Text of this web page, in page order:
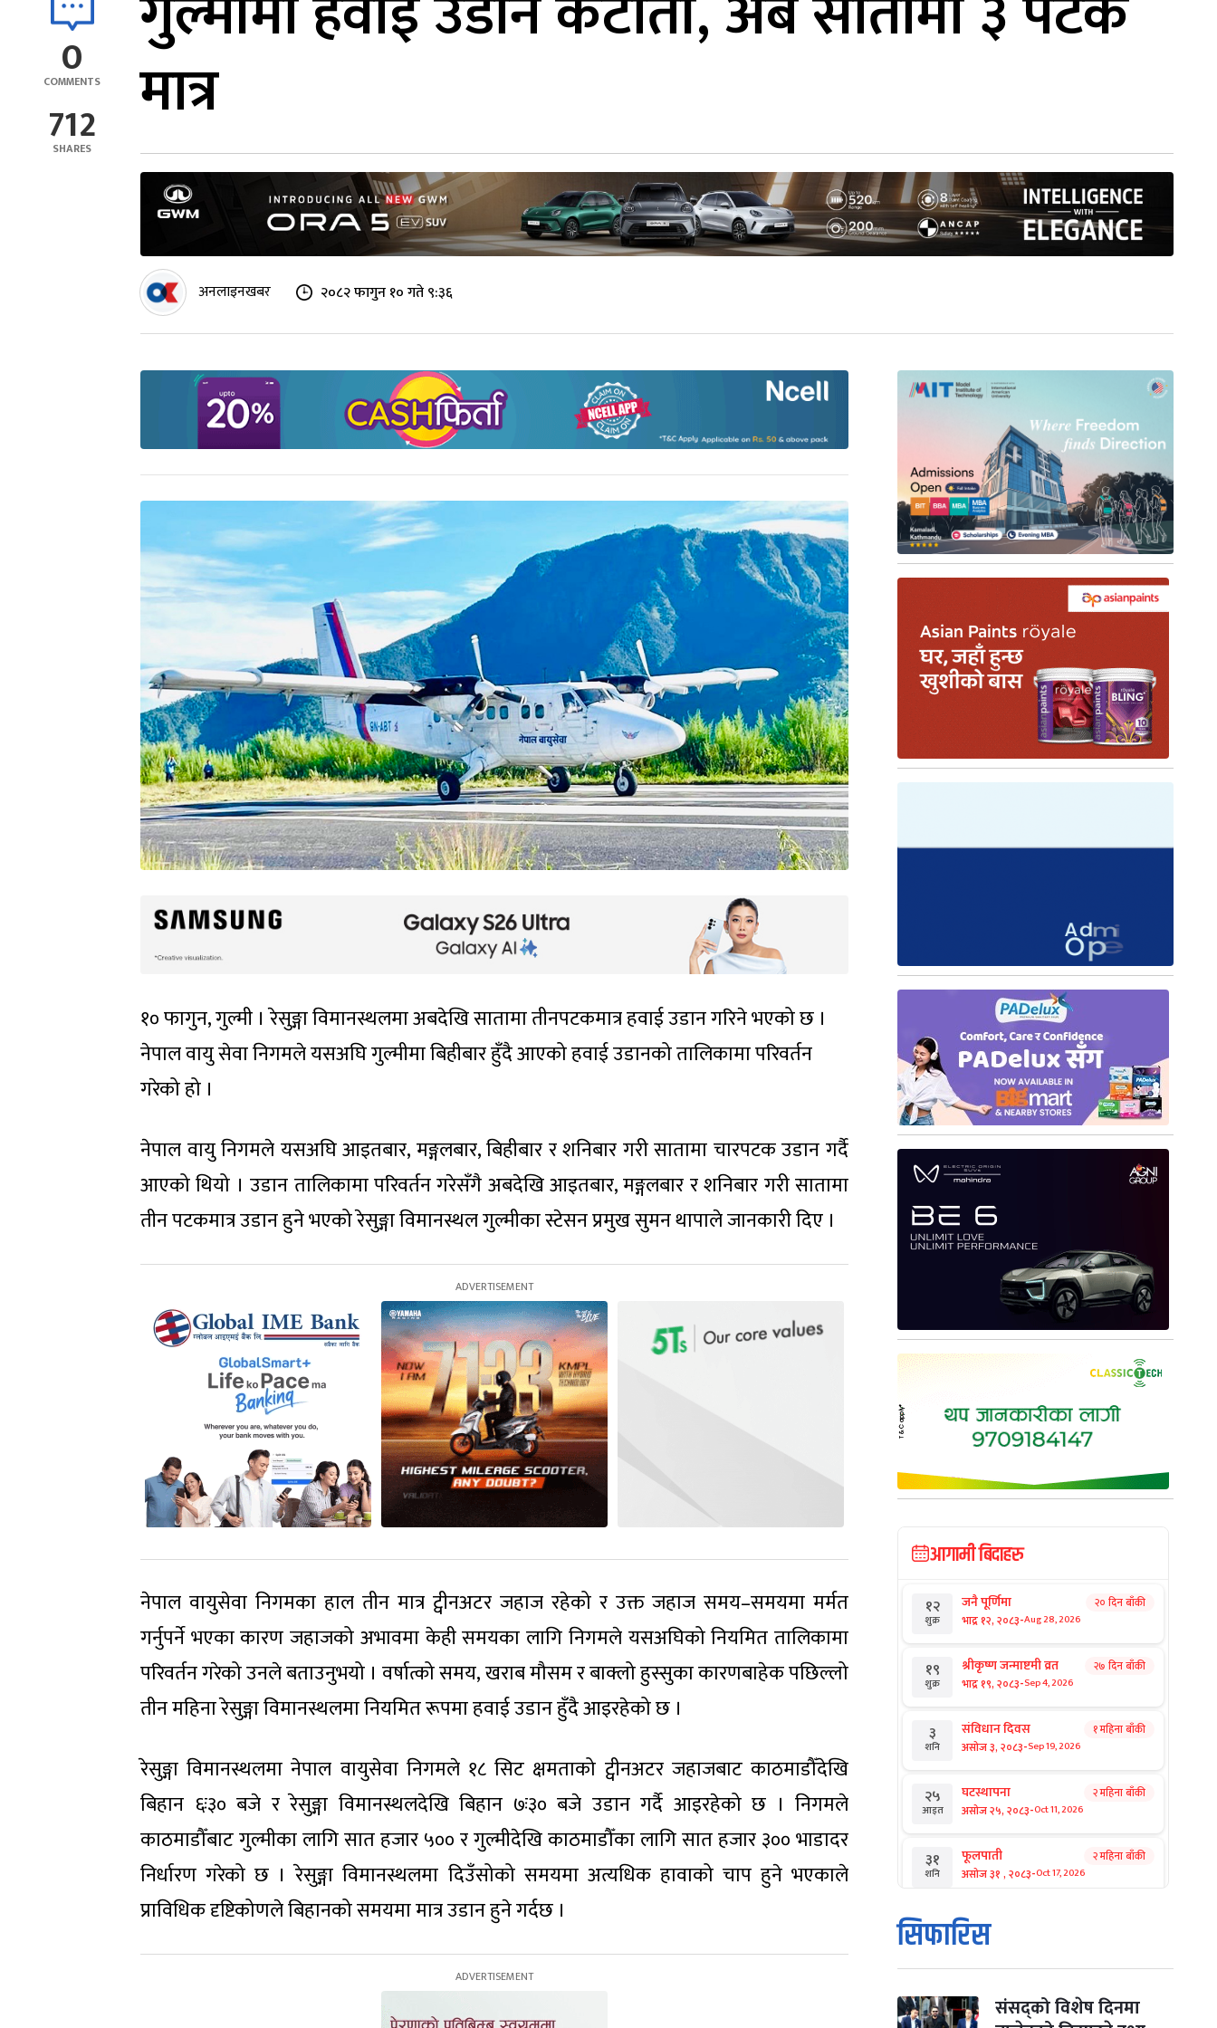
0
COMMENTS
712
SHARES
मात्र
अनलाइनखबर २०८२ फागुन १० गते ९:३६
१० फागुन, गुल्मी । रेसुङ्गा विमानस्थलमा अबदेखि सातामा तीनपटकमात्र हवाई उडान गरिने भएको छ ।
नेपाल वायु सेवा निगमले यसअघि गुल्मीमा बिहीबार हुँदै आएको हवाई उडानको तालिकामा परिवर्तन
गरेको हो ।
नेपाल वायु निगमले यसअघि आइतबार, मङ्गलबार, बिहीबार र शनिबार गरी सातामा चारपटक उडान गर्दै
आएको थियो । उडान तालिकामा परिवर्तन गरेसँगै अबदेखि आइतबार, मङ्गलबार र शनिबार गरी सातामा
तीन पटकमात्र उडान हुने भएको रेसुङ्गा विमानस्थल गुल्मीका स्टेसन प्रमुख सुमन थापाले जानकारी दिए ।
नेपाल वायुसेवा निगमका हाल तीन मात्र ट्वीनअटर जहाज रहेको र उक्त जहाज समय–समयमा मर्मत
गर्नुपर्ने भएका कारण जहाजको अभावमा केही समयका लागि निगमले यसअघिको नियमित तालिकामा
परिवर्तन गरेको उनले बताउनुभयो । वर्षात्को समय, खराब मौसम र बाक्लो हुस्सुका कारणबाहेक पछिल्लो
तीन महिना रेसुङ्गा विमानस्थलमा नियमित रूपमा हवाई उडान हुँदै आइरहेको छ ।
रेसुङ्गा विमानस्थलमा नेपाल वायुसेवा निगमले १८ सिट क्षमताको ट्वीनअटर जहाजबाट काठमाडौँदेखि
बिहान ६ः३० बजे र रेसुङ्गा विमानस्थलदेखि बिहान ७ः३० बजे उडान गर्दै आइरहेको छ । निगमले
काठमाडौँबाट गुल्मीका लागि सात हजार ५०० र गुल्मीदेखि काठमाडौँका लागि सात हजार ३०० भाडादर
निर्धारण गरेको छ । रेसुङ्गा विमानस्थलमा दिउँसोको समयमा अत्यधिक हावाको चाप हुने भएकाले
प्राविधिक दृष्टिकोणले बिहानको समयमा मात्र उडान हुने गर्दछ ।
आगामी बिदाहरु
१२
शुक्र
जनै पूर्णिमा
भाद्र १२, २०८३-Aug 28, 2026
२० दिन बाँकी
१९
शुक्र
श्रीकृष्ण जन्माष्टमी व्रत
भाद्र १९, २०८३-Sep 4, 2026
२७ दिन बाँकी
३
शनि
संविधान दिवस
असोज ३, २०८३-Sep 19, 2026
१ महिना बाँकी
२५
आइत
घटस्थापना
असोज २५, २०८३-Oct 11, 2026
२ महिना बाँकी
३१
शनि
फूलपाती
असोज ३१ , २०८३-Oct 17, 2026
२ महिना बाँकी
१
आइत
कार्तिक सङ्क्रान्ति
कार्तिक १, २०८३
मंगल कार्तिक ३, २०८३-Oct 20, 2026
सिफारिस
संसद्को विशेष दिनमा